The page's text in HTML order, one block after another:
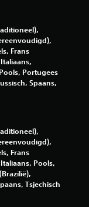
Frans
Portugees
Spaans,
Frans
Pools,
Tsjechisch